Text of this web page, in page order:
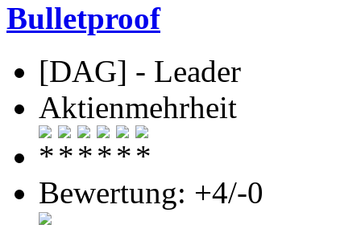
Bulletproof
[DAG] - Leader
Aktienmehrheit
Bewertung: +4/-0